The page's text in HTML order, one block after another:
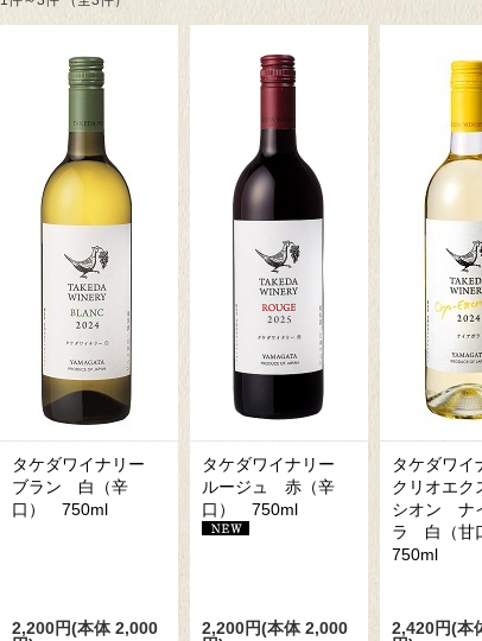
タケダワイナリー
ブラン 白（辛
口） 750ml
2,200円(本体 2,000
タケダワイナリー
ルージュ 赤（辛
口） 750ml
2,200円(本体 2,000
タケダワ
クリオエク
シオン ナ
ラ 白（
750ml
2,420円(本